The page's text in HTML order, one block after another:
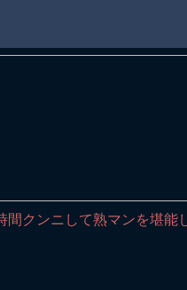
間クンニして熟マンを堪能